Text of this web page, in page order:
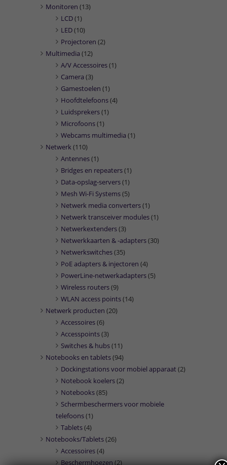
Monitoren (13)
LCD(1)
LED(10)
Projectoren (2)
Multimedia (12)
A/V Accessoires(1)
Camera (3)
Gamestoelen (1)
Hoofdtelefoons(4)
Luidsprekers(1)
Microfoons(1)
Webcams multimedia (1)
Netwerk(110)
Antennes(1)
Bridges en repeaters(1)
Data-opslag-servers(1)
Mesh Wi-Fi Systems(5)
Netwerk media converters(1)
Netwerk transceiver modules(1)
Netwerkextenders(3)
Netwerkkaarten & -adapters(30)
Netwerkswitches(35)
PoE adapters & injectoren (4)
PowerLine-netwerkadapters(5)
Wireless routers(9)
WLAN access points(14)
Netwerk producten (20)
Accessoires(6)
Accesspoints(3)
Switches & hubs(11)
Notebooks en tablets(94)
Dockingstations voor mobiel apparaat(2)
Notebook koelers(2)
Notebooks(85)
Schermbeschermers voor mobiele
telefoons(1)
Tablets(4)
Notebooks/Tablets(26)
Accessoires(4)
Beschermhoezen (2)